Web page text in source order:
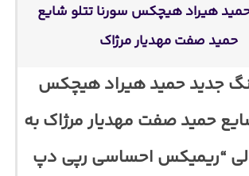
حمید هیراد هیچکس سورنا تتلو شایع
حمید صفت مهدیار مرژاک
جدید حمید هیراد هیچکس
حمید صفت مهدیار مرژاک به
“ریمیکس احساسی رپی دپ